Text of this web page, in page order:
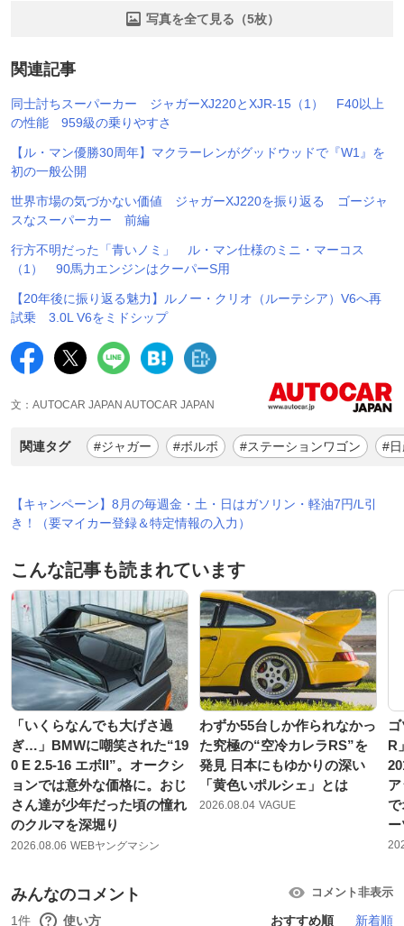
写真を全て見る（5枚）
関連記事
同士討ちスーパーカー ジャガーXJ220とXJR-15（1） F40以上
の性能 959級の乗りやすさ
【ル・マン優勝30周年】マクラーレンがグッドウッドで『W1』を
初の一般公開
世界市場の気づかない価値 ジャガーXJ220を振り返る ゴージャ
スなスーパーカー 前編
行方不明だった「青いノミ」 ル・マン仕様のミニ・マーコス
（1） 90馬力エンジンはクーパーS用
【20年後に振り返る魅力】ルノー・クリオ（ルーテシア）V6へ再
試乗 3.0L V6をミドシップ
文：AUTOCAR JAPAN AUTOCAR JAPAN
関連タグ #ジャガー #ボルボ #ステーションワゴン #
【キャンペーン】8月の毎週金・土・日はガソリン・軽油7円/L引
き！（要マイカー登録＆特定情報の入力）
こんな記事も読まれています
「いくらなんでも大げさ過
ぎ…」BMWに嘲笑された“19
0 E 2.5-16 エボII”。オークシ
ョンでは意外な価格に。おじ
さん達が少年だった頃の憧れ
のクルマを深堀り
2026.08.06 WEBヤングマシン
わずか55台しか作られなかっ
た究極の“空冷カレラRS”を
発見 日本にもゆかりの深い
「黄色いポルシェ」とは
2026.08.04 VAGUE
R
で
みんなのコメント コメント非表示
1件 使い方 おすすめ順 新着順